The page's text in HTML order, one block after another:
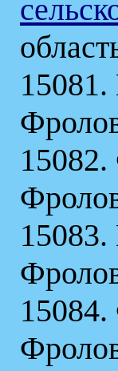
15081.
15083.